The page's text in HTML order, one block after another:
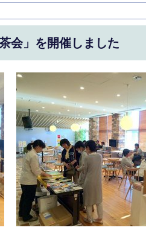
会」を開催しました